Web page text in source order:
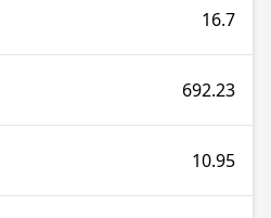
16.7
692.23
10.95